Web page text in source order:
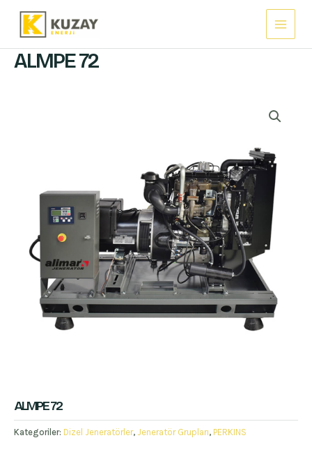
Main
Menu
ALMPE 72
ALMPE 72
Kategoriler: Dizel Jeneratörler, Jeneratör Grupları, PERKINS